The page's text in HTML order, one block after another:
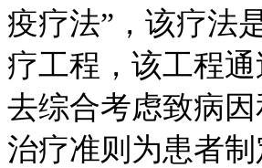
疫疗法”，该疗法
疗工程，该工程
去综合考虑致病
治疗准则为患者